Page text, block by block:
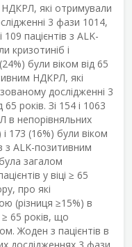
НДКРЛ, які отримували
3 фази 1014,
пацієнтів з ALK-
кризотиніб і
були віком від 65
НДКРЛ, які
дослідженні 3
років. Зі 154 і 1063
в непорівняльних
173 (16%) були віком
з ALK-позитивним
загалом
у віці ≥ 65
про які
(різниця ≥15%) в
≥ 65 років, що
Жоден з пацієнтів в